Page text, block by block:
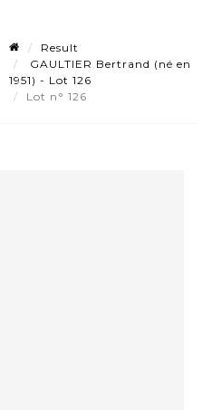
Result
GAULTIER Bertrand (né en
1951) - Lot 126
Lot n° 126